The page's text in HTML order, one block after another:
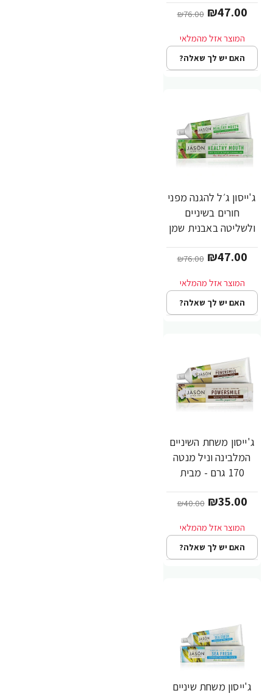
₪47.00
₪76.00
האם יש לך שאלה?
-38%
ג'ייסון ג׳ל להגנה מפני
חורים בשיניים
ולשליטה באבנית שמן
גרם - מבית JASON
₪47.00
₪76.00
האם יש לך שאלה?
-13%
ג'ייסון משחת השיניים
המלבינה וניל מנטה
170 גרם - מבית
₪35.00
₪40.00
האם יש לך שאלה?
-17%
ג'ייסון משחת שיניים